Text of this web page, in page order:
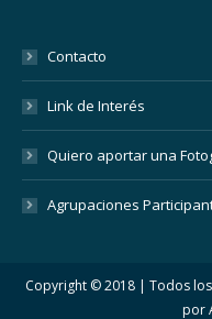
Contacto
Link de Interés
Quiero aportar una
Agrupaciones
Copyright © 2018 | Todos
por